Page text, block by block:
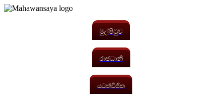
මුල්පිටුව
රාජධානි
යටත්විජිත